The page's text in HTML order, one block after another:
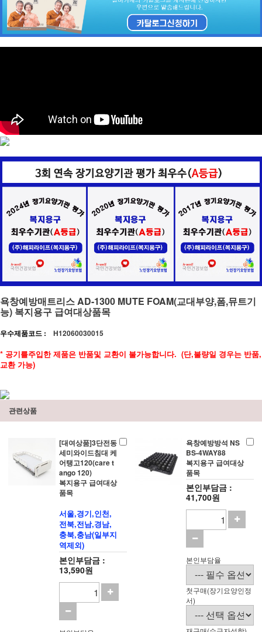
욕창예방매트리스 AD-1300 MUTE FOAM(교대부양,폼,뮤트기
능) 복지용구 급여대상품목
우수제품코드 : H12060030015
* 공기를주입한 제품은 반품및 교환이 불가능합니다. (단,불량일 경우는 반품,
교환 가능)
관련상품
[대여상품]3단전동
세미와이드침대 케
어탱고120(care t
ango 120)
복지용구 급여대상
품목
서울,경기,인천,
전북,전남,경남,
충북,충남(일부지
역제외)
본인부담금 :
13,590원
욕창예방방석 NS
BS-4WAY88
복지용구 급여대상
품목
본인부담금 :
41,700원
본인부담율
첫구매(장기요양인정
서)